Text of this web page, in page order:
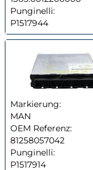
Punginelli:
P1517944
Markierung:
MAN
OEM Referenz:
81258057042
Punginelli:
P1517914